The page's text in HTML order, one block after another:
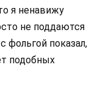
я ненавижу
не поддаются
фольгой показал,
подобных